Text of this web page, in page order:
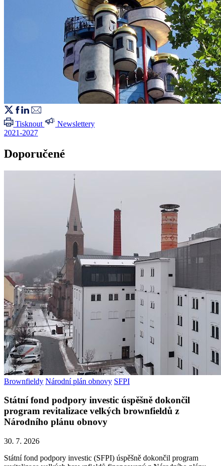
Tisknout
Newslettery
2021-2027
Doporučené
Brownfieldy Národní plán obnovy SFPI
Státní fond podpory investic úspěšně dokončil
program revitalizace velkých brownfieldů z
Národního plánu obnovy
30. 7. 2026
Státní fond podpory investic (SFPI) úspěšně dokončil program